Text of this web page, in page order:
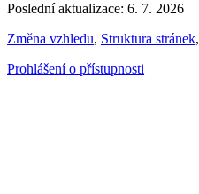
Poslední aktualizace: 6. 7. 2026
Změna vzhledu, Struktura stránek,
Prohlášení o přístupnosti